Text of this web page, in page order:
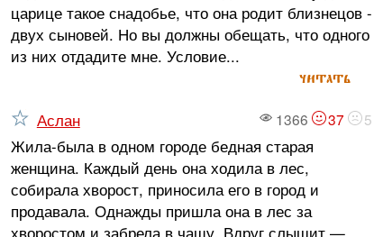
царице такое снадобье, что она родит близнецов -
двух сыновей. Но вы должны обещать, что одного
из них отдадите мне. Условие...
читать
1366 37 5
Аслан
Жила-была в одном городе бедная старая
женщина. Каждый день она ходила в лес,
собирала хворост, приносила его в город и
продавала. Однажды пришла она в лес за
хворостом и забрела в чащу. Вдруг слышит —